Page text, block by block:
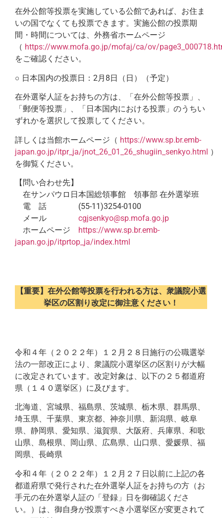
在外公館等投票を実施している公館であれば、お住ま
いの国でなくても投票できます。実施公館の投票期
間・時間については、外務省ホームページ
（ https://www.mofa.go.jp/mofaj/ca/ov/
をご確認ください。
○ 日本国内の投票日：2月8日（日）（予定）
在外選挙人証をお持ちの方は、「在外公館等投票」、
「郵便等投票」、「日本国内における投票」のうちい
ずれかを選択して投票してください。
詳しくは当館ホームページ（ https://www.sp.br.emb-
japan.go.jp/itpr_ja/jnot_26_01_26_shugiin_senkyo.html ）
を御覧ください。
【問い合わせ先】
在サンパウロ日本国総領事館 領事部 在外選挙班
電 話 (55-11)3254-0100
メール cgjsenkyo@sp.mofa.go.jp
ホームページ https://www.sp.br.emb-
japan.go.jp/itprtop_ja/index.html
【重要】在外公館等投票を行われる方は、衆議院小選
挙区の区割り改定に御注意ください！
令和４年（２０２２年）１２月２８日施行の公職選挙
法の一部改正により、衆議院小選挙区の区割りが大幅
に改定されています。改定対象は、以下の２５都道府
県（１４０選挙区）に及びます。
北海道、宮城県、福島県、茨城県、栃木県、群馬県、
埼玉県、千葉県、東京都、神奈川県、新潟県、岐阜
県、静岡県、愛知県、滋賀県、大阪府、兵庫県、和歌
山県、島根県、岡山県、広島県、山口県、愛媛県、福
岡県、長崎県
令和４年（２０２２年）１２月２７日以前に上記の各
都道府県で発行された在外選挙人証をお持ちの方（お
手元の在外選挙人証の「登録」日を御確認くださ
い。）は、御自身が投票すべき小選挙区が変更されて